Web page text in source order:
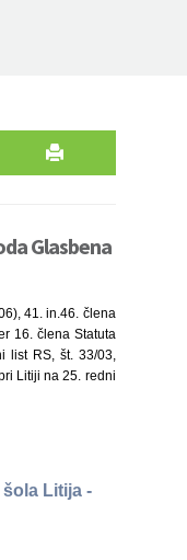
Glasbena
41. in.46. člena
16. člena Statuta
list RS, št. 33/03,
Litiji na 25. redni
Litija -